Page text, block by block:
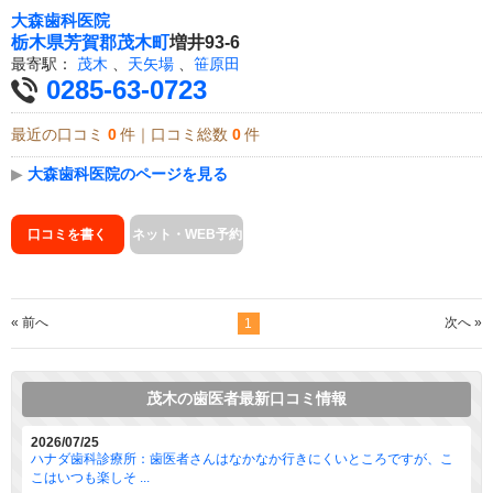
大森歯科医院
栃木県芳賀郡茂木町増井93-6
最寄駅： 茂木 天矢場 笹原田
0285-63-0723
最近の口コミ 0 件｜口コミ総数 0 件
▶ 大森歯科医院のページを見る
口コミを書く ネット・WEB予約
« 前へ 1 次へ »
茂木の歯医者最新口コミ情報
2026/07/25
ハナダ歯科診療所：歯医者さんはなかなか行きにくいところですが、こ
こはいつも楽しそ ...